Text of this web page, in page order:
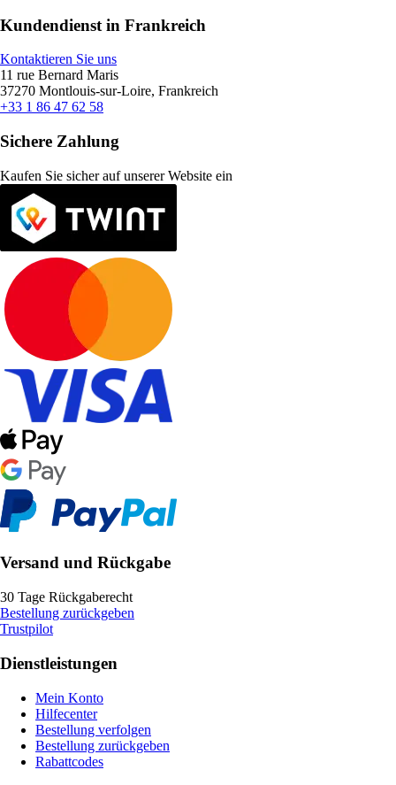
Kundendienst in Frankreich
Kontaktieren Sie uns
11 rue Bernard Maris
37270 Montlouis-sur-Loire, Frankreich
+33 1 86 47 62 58
Sichere Zahlung
Kaufen Sie sicher auf unserer Website ein
Versand und Rückgabe
30 Tage Rückgaberecht
Bestellung zurückgeben
Trustpilot
Dienstleistungen
Mein Konto
Hilfecenter
Bestellung verfolgen
Bestellung zurückgeben
Rabattcodes